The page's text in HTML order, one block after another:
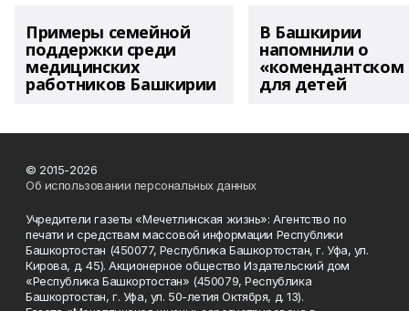
Примеры семейной
поддержки среди
медицинских
работников Башкирии
В Башкирии
напомнили о
«комендантском
для детей
© 2015-2026
Об использовании персональных данных
Учредители газеты «Мечетлинская жизнь»: Агентство по
печати и средствам массовой информации Республики
Башкортостан (450077, Республика Башкортостан, г. Уфа, ул.
Кирова, д. 45). Акционерное общество Издательский дом
«Республика Башкортостан» (450079, Республика
Башкортостан, г. Уфа, ул. 50-летия Октября, д. 13).